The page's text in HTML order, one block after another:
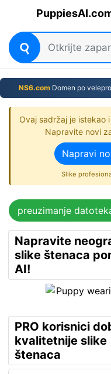
NS6.comDomen po
Ovaj sadržaj je istekao
Napravite novi
Napravi
Slike
preuzimanje
Napravite
slike štenaca
AI!
PRO korisnici
kvalitetnije slike
štenaca